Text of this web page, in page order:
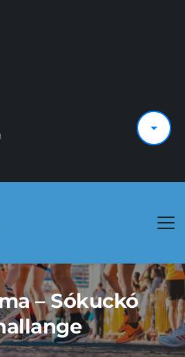
– Sókuckó